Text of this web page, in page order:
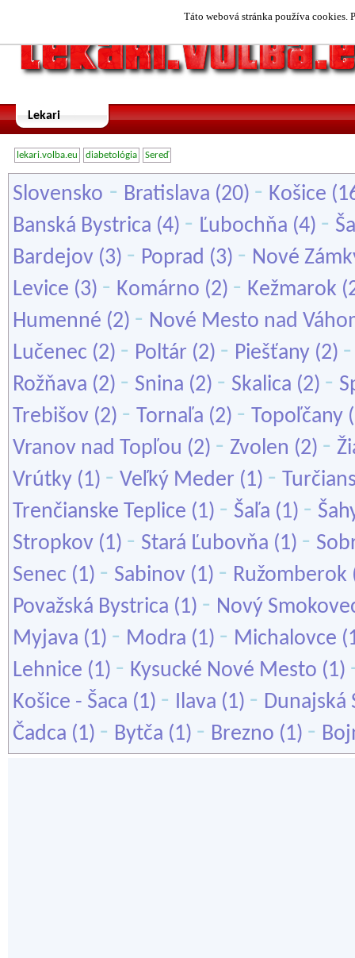
Táto webová stránka používa cookies.
Lekari
lekari.volba.eu diabetológia Sereď
Slovensko - Bratislava (20) - Košice
Banská Bystrica (4) - Ľubochňa (4) -
Bardejov (3) - Poprad (3) - Nové
Levice (3) - Komárno (2) - Kežmarok
Humenné (2) - Nové Mesto nad
Lučenec (2) - Poltár (2) - Piešťany (2)
Rožňava (2) - Snina (2) - Skalica (2) -
Trebišov (2) - Tornaľa (2) - Topoľčany
Vranov nad Topľou (2) - Zvolen (2) -
Vrútky (1) - Veľký Meder (1) -
Trenčianske Teplice (1) - Šaľa (1) -
Stropkov (1) - Stará Ľubovňa (1) -
Senec (1) - Sabinov (1) - Ružomberok
Považská Bystrica (1) - Nový
Myjava (1) - Modra (1) - Michalovce
Lehnice (1) - Kysucké Nové Mesto (1)
Košice - Šaca (1) - Ilava (1) - Dunajská
Čadca (1) - Bytča (1) - Brezno (1) -